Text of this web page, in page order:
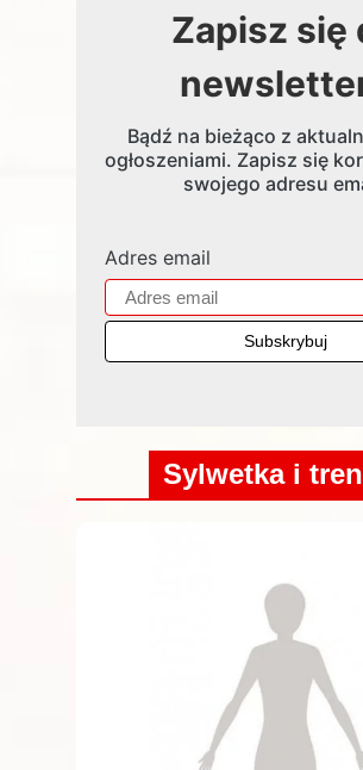
Zapisz się
Bądź na bieżąco z
ogłoszeniami. Zapisz się
swojego adresu
Adres email
Sylwetka i